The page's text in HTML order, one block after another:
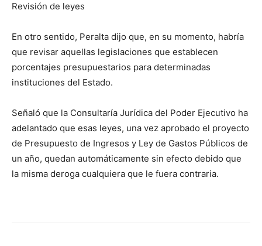
Revisión de leyes
En otro sentido, Peralta dijo que, en su momento, habría
que revisar aquellas legislaciones que establecen
porcentajes presupuestarios para determinadas
instituciones del Estado.
Señaló que la Consultaría Jurídica del Poder Ejecutivo ha
adelantado que esas leyes, una vez aprobado el proyecto
de Presupuesto de Ingresos y Ley de Gastos Públicos de
un año, quedan automáticamente sin efecto debido que
la misma deroga cualquiera que le fuera contraria.